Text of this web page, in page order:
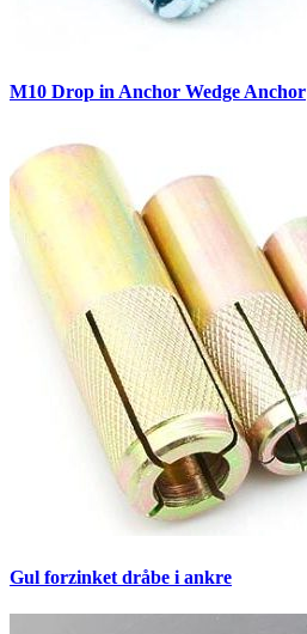
M10 Drop in Anchor Wedge Anchor
Gul forzinket dråbe i ankre